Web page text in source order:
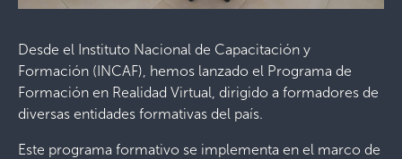
Desde el Instituto Nacional de Capacitación y
Formación (INCAF), hemos lanzado el Programa de
Formación en Realidad Virtual, dirigido a formadores de
diversas entidades formativas del país.
Este programa formativo se implementa en el marco de